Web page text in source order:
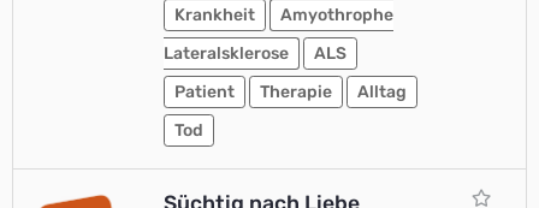
Krankheit
Amyothrophe
Lateralsklerose
ALS
Patient
Therapie
Alltag
Tod